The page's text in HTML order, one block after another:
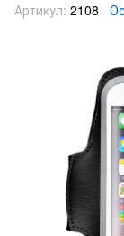
Артикул: 2108